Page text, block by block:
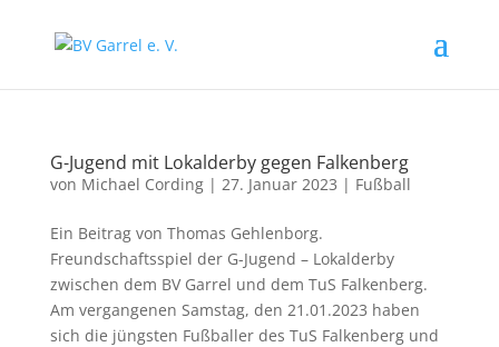
G-Jugend mit Lokalderby gegen Falkenberg
von Michael Cording| 27. Januar 2023 | Fußball
Ein Beitrag von Thomas Gehlenborg.
Freundschaftsspiel der G-Jugend – Lokalderby
zwischen dem BV Garrel und dem TuS Falkenberg.
Am vergangenen Samstag, den 21.01.2023 haben
sich die jüngsten Fußballer des TuS Falkenberg und